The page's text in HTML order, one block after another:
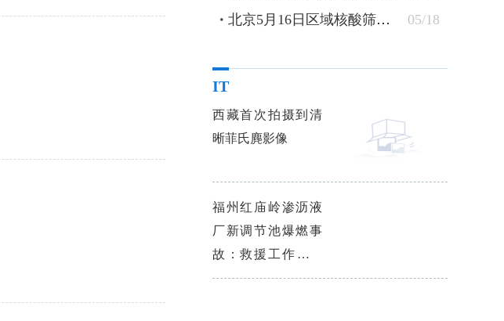
05/18
北京5月16日区域核酸筛查检出5管混采阳性
IT
西藏首次拍摄到清
晰菲氏麂影像
福州红庙岭渗沥液
厂新调节池爆燃事
故：救援工作已基
本结束